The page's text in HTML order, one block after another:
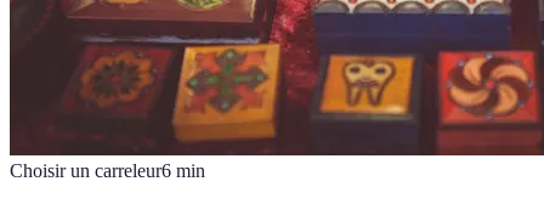
Choisir un carreleur6 min